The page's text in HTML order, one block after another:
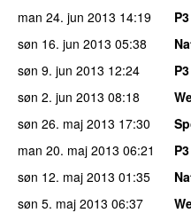
man 24. jun 2013 14:19
søn 16. jun 2013 05:38
søn 9. jun 2013 12:24
søn 2. jun 2013 08:18
søn 26. maj 2013 17:30
man 20. maj 2013 06:21
søn 12. maj 2013 01:35
søn 5. maj 2013 06:37